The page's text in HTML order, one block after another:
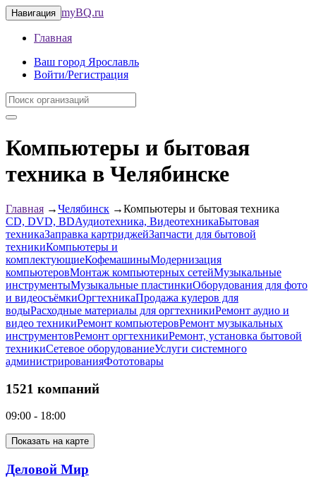
Навигация myBQ.ru
Главная
Ваш город Ярославль
Войти/Регистрация
Компьютеры и бытовая
техника в Челябинске
Главная →Челябинск →Компьютеры и бытовая техника
CD, DVD, BDАудиотехника, ВидеотехникаБытовая
техникаЗаправка картриджейЗапчасти для бытовой
техникиКомпьютеры и
комплектующиеКофемашиныМодернизация
компьютеровМонтаж компьютерных сетейМузыкальные
инструментыМузыкальные пластинкиОборудования для фото
и видеосъёмкиОргтехникаПродажа кулеров для
водыРасходные материалы для оргтехникиРемонт аудио и
видео техникиРемонт компьютеровРемонт музыкальных
инструментовРемонт оргтехникиРемонт, установка бытовой
техникиСетевое оборудованиеУслуги системного
администрированияФототовары
1521 компаний
09:00 - 18:00
Показать на карте
Деловой Мир